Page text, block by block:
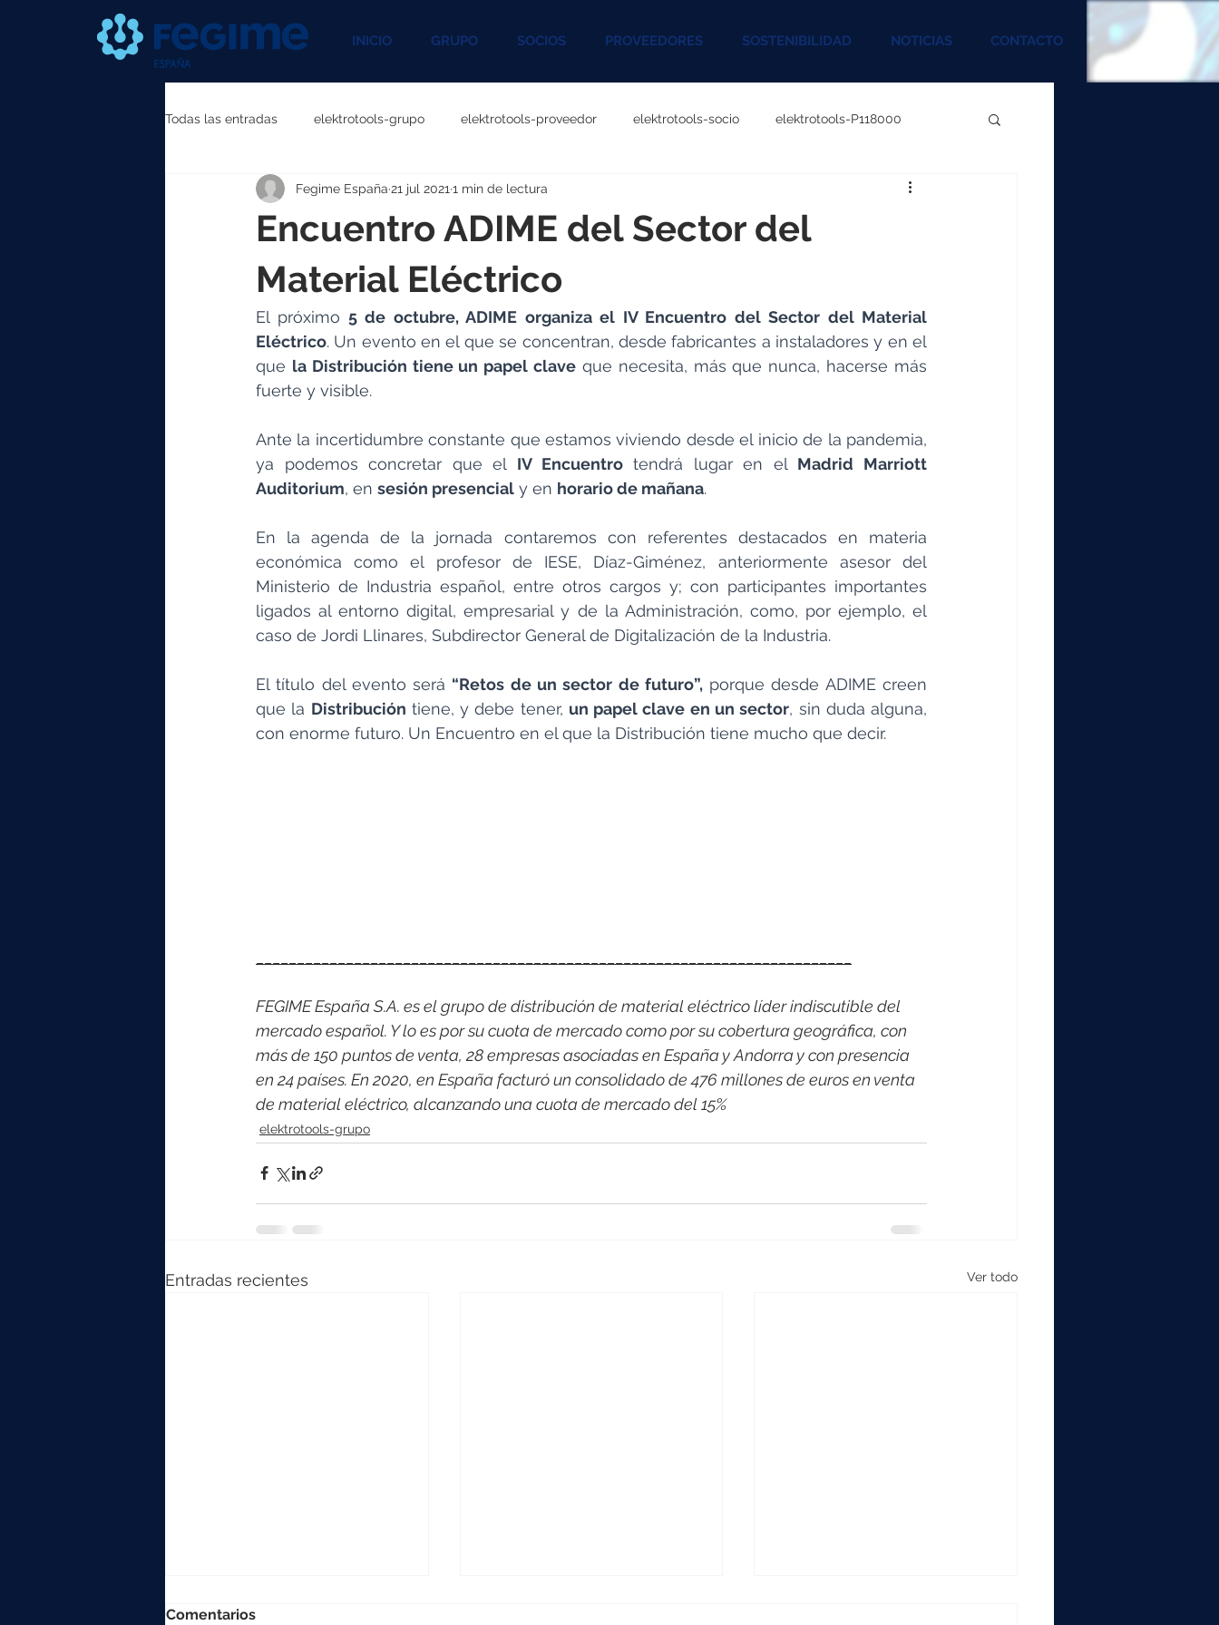
INICIO GRUPO SOCIOS PROVEEDORES SOSTENIBILIDAD NOTICIAS CONTACTO
Todas las entradas elektrotools-grupo elektrotools-proveedor elektrotools-socio elektrotools-P118000
elektrotools-P111000 elektrotools-P060000 elektrotools-P027000
elektrotools-P087000 elektrotools-P096000
elektrotools-P040000 elektrotools-P046000 elektrotools-P121000 elektrotools-P118000
elektrotools-P065000 elektrotools-P040000 elektrotools-P059000
elektrotools-P045000 elektrotools-P052000 elektrotools-P01961 elektrotools-P064000
elektrotools-P099000 elektrotools-P046000
Encuentro ADIME del Sector del
Material Eléctrico
Fegime España 21 jul 2021 1 min de lectura
El próximo 5 de octubre, ADIME organiza el IV Encuentro del Sector del Material
Eléctrico. Un evento en el que se concentran, desde fabricantes a instaladores y en el
que la Distribución tiene un papel clave que necesita, más que nunca, hacerse más
fuerte y visible.
Ante la incertidumbre constante que estamos viviendo desde el inicio de la pandemia,
ya podemos concretar que el IV Encuentro tendrá lugar en el Madrid Marriott
Auditorium, en sesión presencial y en horario de mañana.
En la agenda de la jornada contaremos con referentes destacados en materia
económica como el profesor de IESE, Díaz-Giménez, anteriormente asesor del
Ministerio de Industria español, entre otros cargos y; con participantes importantes
ligados al entorno digital, empresarial y de la Administración, como, por ejemplo, el
caso de Jordi Llinares, Subdirector General de Digitalización de la Industria.
El título del evento será “Retos de un sector de futuro”, porque desde ADIME creen
que la Distribución tiene, y debe tener, un papel clave en un sector, sin duda alguna,
con enorme futuro. Un Encuentro en el que la Distribución tiene mucho que decir.
FEGIME España S.A. es el grupo de distribución de material eléctrico líder indiscutible del
mercado español. Y lo es por su cuota de mercado como por su cobertura geográfica, con
más de 150 puntos de venta, 28 empresas asociadas en España y Andorra y con presencia
en 24 países. En 2020, en España facturó un consolidado de 476 millones de euros en venta
de material eléctrico, alcanzando una cuota de mercado del 15%
elektrotools-grupo
Entradas recientes Ver todo
Comentarios